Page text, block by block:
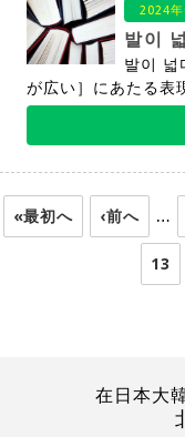
2024
발이
발이
が広い］にあたる表
«最初へ ‹前へ …
13
在日本大